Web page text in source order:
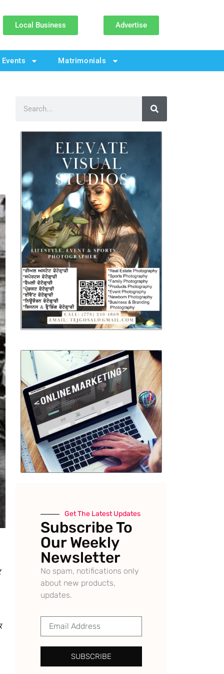
Local Business Advertise
Events Matrimonials
Get The Latest Updates
Subscribe To
Our Weekly
Newsletter
No spam, notifications only
about new products,
updates.
SUBSCRIBE